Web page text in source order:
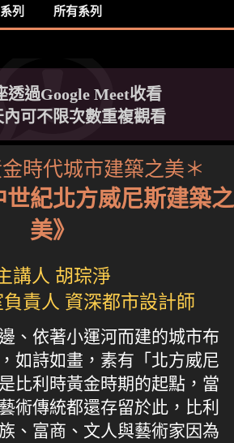
列 所有系列
透過Google Meet收看
內可不限次數重複觀看
時代城市建築之美＊
世紀北方威尼斯建築之
美》
講人 胡琮淨
責人 資深都市設計師
、依著小運河而建的城市布
如詩如畫，素有「北方威尼
比利時黃金時期的起點，當
術傳統都還存留於此，比利
、富商、文人與藝術家因為